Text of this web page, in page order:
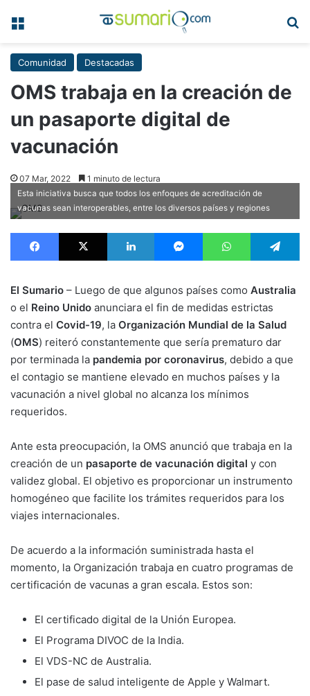
Menú
Comunidad Destacadas
OMS trabaja en la creación de
un pasaporte digital de
vacunación
07 Mar, 2022 1 minuto de lectura
Esta iniciativa busca que todos los enfoques de acreditación de
vacunas sean interoperables, entre los diversos países y regiones
Facebook X LinkedIn MessengerWhatsApp
El Sumario – Luego de que algunos países como Australia
o el Reino Unido anunciara el fin de medidas estrictas
contra el Covid-19, la Organización Mundial de la Salud
(OMS) reiteró constantemente que sería prematuro dar
por terminada la pandemia por coronavirus, debido a que
el contagio se mantiene elevado en muchos países y la
vacunación a nivel global no alcanza los mínimos
requeridos.
Ante esta preocupación, la OMS anunció que trabaja en la
creación de un pasaporte de vacunación digital y con
validez global. El objetivo es proporcionar un instrumento
homogéneo que facilite los trámites requeridos para los
viajes internacionales.
De acuerdo a la información suministrada hasta el
momento, la Organización trabaja en cuatro programas de
certificación de vacunas a gran escala. Estos son:
El certificado digital de la Unión Europea.
El Programa DIVOC de la India.
El VDS-NC de Australia.
El pase de salud inteligente de Apple y Walmart.